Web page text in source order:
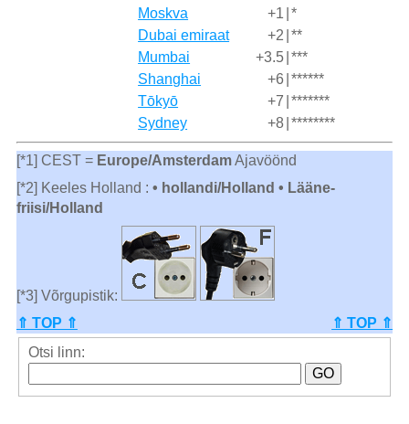
Moskva
+1 *
Dubai emiraat
+2 **
Mumbai
+3.5 ***
Shanghai
+6 ******
Tōkyō
+7 *******
Sydney
+8 ********
[*1] CEST = Europe/AmsterdamAjavöönd
[*2] Keeles Holland : • hollandi/Holland • Lääne-
friisi/Holland
[*3] Võrgupistik:
⇑ TOP ⇑
⇑ TOP ⇑
Otsi linn: